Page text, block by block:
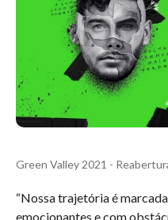
Green Valley 2021 -
“Nossa trajetória é
emocionantes e com